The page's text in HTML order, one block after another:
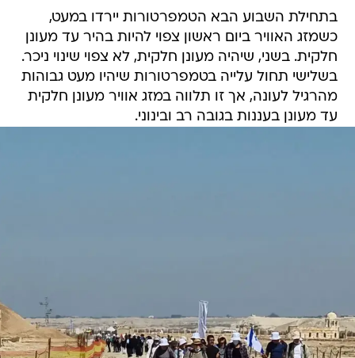
בתחילת השבוע הבא הטמפרטורות יירדו במעט,
כשמזג האוויר ביום ראשון צפוי להיות בהיר עד מעונן
חלקית. בשני, שיהיה מעונן חלקית, לא צפוי שינוי ניכר.
בשלישי תחול עלייה בטמפרטורות שיהיו מעט גבוהות
מהרגיל לעונה, אך זו תלווה במזג אוויר מעונן חלקית
עד מעונן בעננות בגובה רב ובינוני.